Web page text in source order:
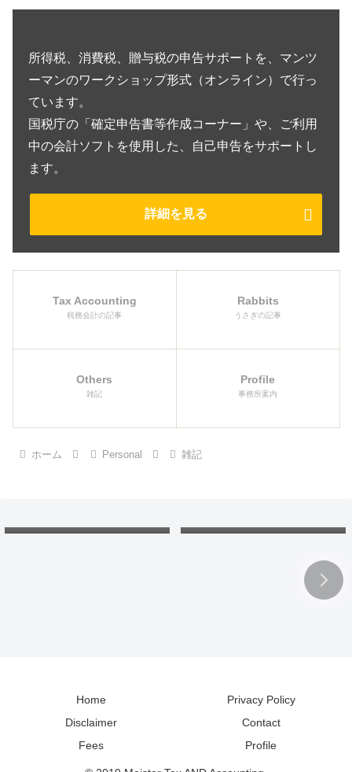
所得税、消費税、贈与税の申告サポートを、マンツ
ーマンのワークショップ形式（オンライン）で行っ
ています。
国税庁の「確定申告書等作成コーナー」や、ご利用
中の会計ソフトを使用した、自己申告をサポートし
ます。
詳細を見る
Tax Accounting
税務会計の記事
Rabbits
うさぎの記事
Others
雑記
Profile
事務所案内
ホーム Personal 雑記
理と税務調整は？
ンで地理と読み方の勉強
Home
Privacy Policy
Disclaimer
Contact
Fees
Profile